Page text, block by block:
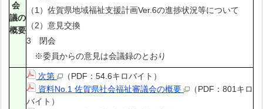
会
議の
概要
（1）佐賀県地域福祉支援計画Ver.6の進捗状況等について
（2）意見交換
3 閉会
※委員からの意見は会議録のとおり
次第
（PDF：54.6キロバイト）
資料No.1 佐賀県社会福祉審議会の概要
（PDF：801キロ
バイト）